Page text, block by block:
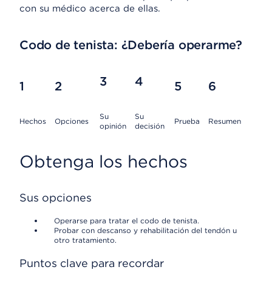
con su médico acerca de ellas.
Codo de tenista: ¿Debería operarme?
1
Hechos
2
Opciones
3
Su
opinión
4
Su
decisión
5
Prueba
6
Resumen
Obtenga los hechos
Sus opciones
Operarse para tratar el codo de tenista.
Probar con descanso y rehabilitación del tendón u
otro tratamiento.
Puntos clave para recordar